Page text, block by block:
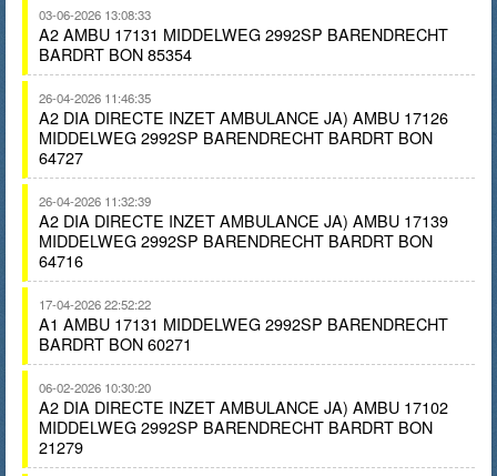
03-06-2026 13:08:33
A2 AMBU 17131 MIDDELWEG 2992SP BARENDRECHT
BARDRT BON 85354
26-04-2026 11:46:35
A2 DIA DIRECTE INZET AMBULANCE JA) AMBU 17126
MIDDELWEG 2992SP BARENDRECHT BARDRT BON
64727
26-04-2026 11:32:39
A2 DIA DIRECTE INZET AMBULANCE JA) AMBU 17139
MIDDELWEG 2992SP BARENDRECHT BARDRT BON
64716
17-04-2026 22:52:22
A1 AMBU 17131 MIDDELWEG 2992SP BARENDRECHT
BARDRT BON 60271
06-02-2026 10:30:20
A2 DIA DIRECTE INZET AMBULANCE JA) AMBU 17102
MIDDELWEG 2992SP BARENDRECHT BARDRT BON
21279